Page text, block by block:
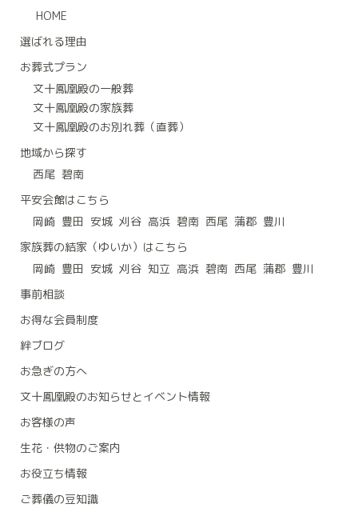
HOME
選ばれる理由
お葬式プラン
文十鳳凰殿の一般葬
文十鳳凰殿の家族葬
文十鳳凰殿のお別れ葬（直葬）
地域から探す
西尾 碧南
平安会館はこちら
岡崎 豊田 安城 刈谷 高浜 碧南 西尾 蒲郡 豊川
家族葬の結家（ゆいか）はこちら
岡崎 豊田 安城 刈谷 知立 高浜 碧南 西尾 蒲郡 豊川
事前相談
お得な会員制度
絆ブログ
お急ぎの方へ
文十鳳凰殿のお知らせとイベント情報
お客様の声
生花・供物のご案内
お役立ち情報
ご葬儀の豆知識